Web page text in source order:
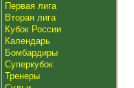
Первая лига
Вторая лига
Кубок России
Календарь
Бомбардиры
Суперкубок
Тренеры